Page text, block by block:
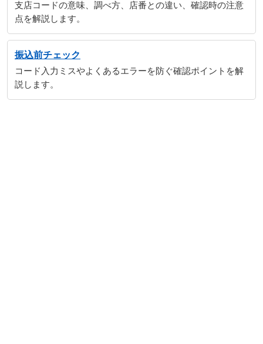
支店コードの意味、調べ方、店番との違い、確認時の注意
点を解説します。
振込前チェック
コード入力ミスやよくあるエラーを防ぐ確認ポイントを解
説します。